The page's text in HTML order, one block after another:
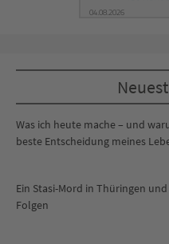
Was ich heute mache – und
beste Entscheidung meines
Ein Stasi-Mord in Thüringen
Folgen